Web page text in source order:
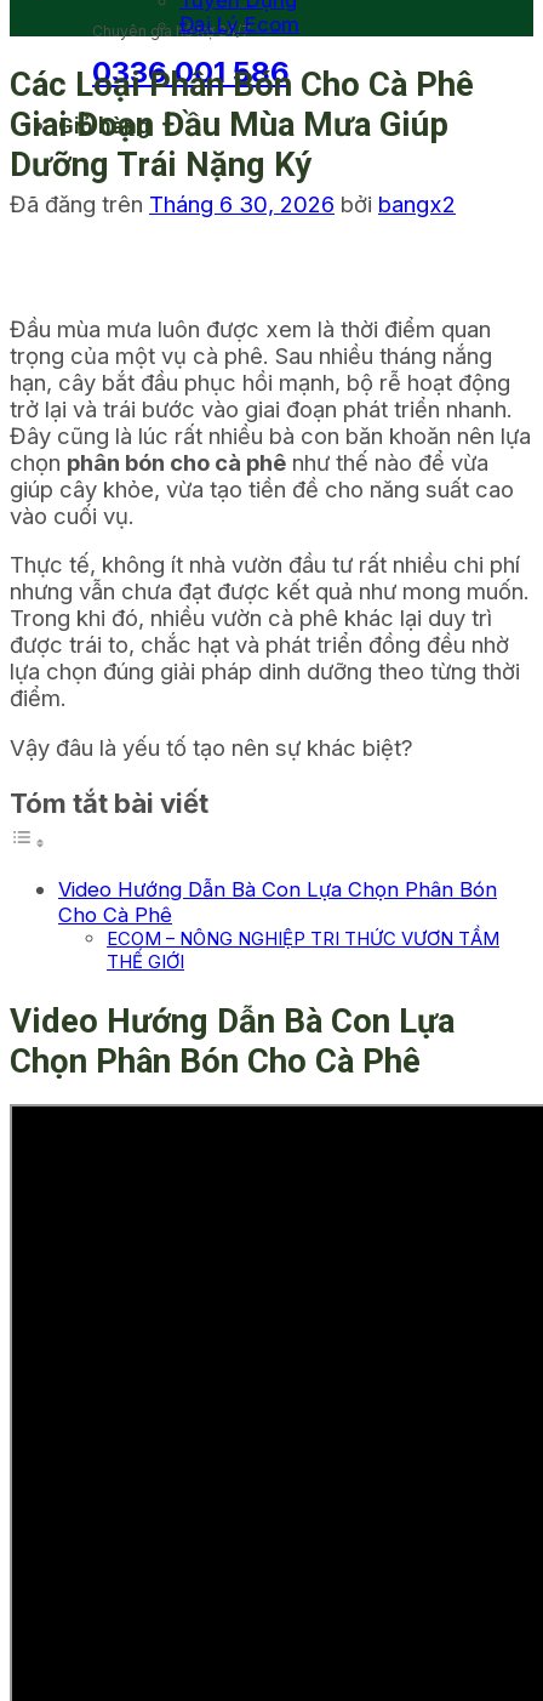
Chuyên gia hỗ trợ 24/7
0336 001 586
Giỏ hàng
Đại Lý Ecom
Các Loại Phân Bón Cho Cà Phê
Giai Đoạn Đầu Mùa Mưa Giúp
Dưỡng Trái Nặng Ký
Đã đăng trên Tháng 6 30, 2026 bởi bangx2
Đầu mùa mưa luôn được xem là thời điểm quan
trọng của một vụ cà phê. Sau nhiều tháng nắng
hạn, cây bắt đầu phục hồi mạnh, bộ rễ hoạt động
trở lại và trái bước vào giai đoạn phát triển nhanh.
Đây cũng là lúc rất nhiều bà con băn khoăn nên lựa
chọn phân bón cho cà phê như thế nào để vừa
giúp cây khỏe, vừa tạo tiền đề cho năng suất cao
vào cuối vụ.
Thực tế, không ít nhà vườn đầu tư rất nhiều chi phí
nhưng vẫn chưa đạt được kết quả như mong muốn.
Trong khi đó, nhiều vườn cà phê khác lại duy trì
được trái to, chắc hạt và phát triển đồng đều nhờ
lựa chọn đúng giải pháp dinh dưỡng theo từng thời
điểm.
Vậy đâu là yếu tố tạo nên sự khác biệt?
Tóm tắt bài viết
Video Hướng Dẫn Bà Con Lựa Chọn Phân Bón
Cho Cà Phê
ECOM – NÔNG NGHIỆP TRI THỨC VƯƠN TẦM
THẾ GIỚI
Video Hướng Dẫn Bà Con Lựa
Chọn Phân Bón Cho Cà Phê